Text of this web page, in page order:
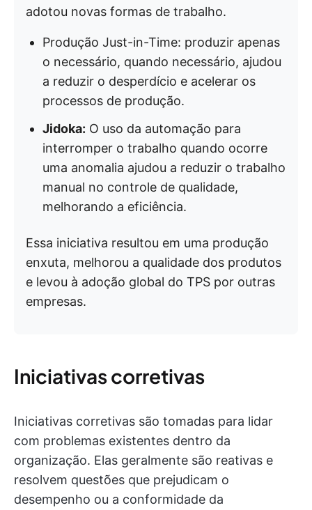
adotou novas formas de trabalho.
Produção Just-in-Time: produzir apenas
o necessário, quando necessário, ajudou
a reduzir o desperdício e acelerar os
processos de produção.
Jidoka: O uso da automação para
interromper o trabalho quando ocorre
uma anomalia ajudou a reduzir o trabalho
manual no controle de qualidade,
melhorando a eficiência.
Essa iniciativa resultou em uma produção
enxuta, melhorou a qualidade dos produtos
e levou à adoção global do TPS por outras
empresas.
Iniciativas corretivas
Iniciativas corretivas são tomadas para lidar
com problemas existentes dentro da
organização. Elas geralmente são reativas e
resolvem questões que prejudicam o
desempenho ou a conformidade da